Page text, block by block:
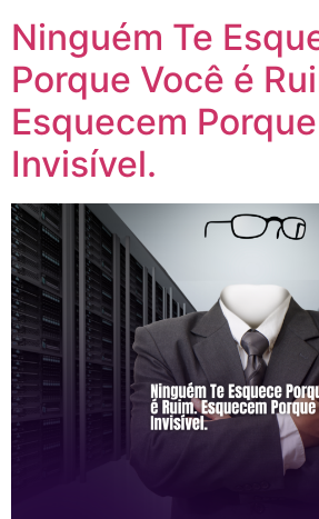
Ninguém Te
Porque Você é
Esquecem
Invisível.